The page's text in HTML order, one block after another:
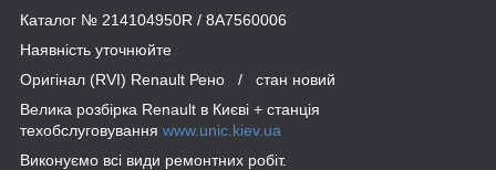
Каталог № 214104950R / 8A7560006
Наявність уточнюйте
Оригінал (RVI) Renault Рено / стан новий
Велика розбірка Renault в Києві + станція
техобслуговування www.unic.kiev.ua
Виконуємо всі види ремонтних робіт.